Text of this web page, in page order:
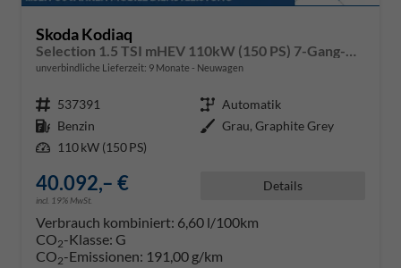
Skoda Kodiaq
unverbindliche Lieferzeit: 9 Monate Neuwagen
Fahrzeugnr. 537391 Getriebe Automatik
Kraftstoff Benzin Außenfarbe Grau, Graphite Grey
Leistung 110 kW (150 PS)
40.092,– €
incl. 19% MwSt.
Details
Verbrauch kombiniert: 6,60 l/100km
CO2-Klasse: G
CO2-Emissionen: 191,00 g/km